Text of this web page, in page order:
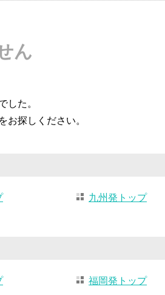
ん
した。
お探しください。
九州発トップ
福岡発トップ